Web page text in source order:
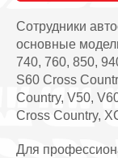
Сотрудники
основные
740, 760, 850,
S60 Cross
Country, V50,
Cross Country,
Для